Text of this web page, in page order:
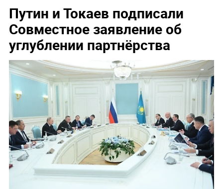
Путин и Токаев подписали
Совместное заявление об
углублении партнёрства